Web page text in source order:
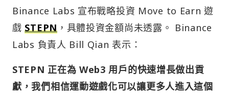
Binance Labs 宣布戰略投資 Move to Earn 遊
戲STEPN，具體投資金額尚未透露。 Binance
Labs 負責人 Bill Qian 表示：
STEPN 正在為 Web3 用戶的快速增長做出貢
獻，我們相信運動遊戲化可以讓更多人進入這個